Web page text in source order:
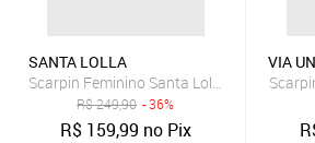
SANTA LOLLA
Scarpin Feminino Santa Lolla Couro Salto
R$249,90 - 36%
R$ 159,99 no Pix
VIA